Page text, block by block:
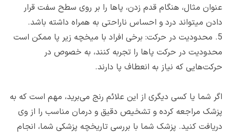
عنوان مثال، هنگام قدم زدن، پاها را بر روی سطح سفت قرار
دادن میتواند درد و احساس ناراحتی به همراه داشته باشد.
5. محدودیت در حرکت: برخی افراد با میخچه زیر پا ممکن است
محدودیت در حرکت پاها را تجربه کنند، به خصوص در
حرکت‌هایی که نیاز به انعطاف پا دارند.
اگر شما یا کسی دیگری از این علائم رنج می‌برید، مهم است که به
پزشک مراجعه کرده و تشخیص دقیق و درمان مناسب را از وی
دریافت کنید. پزشک شما با بررسی تاریخچه پزشکی شما، انجام